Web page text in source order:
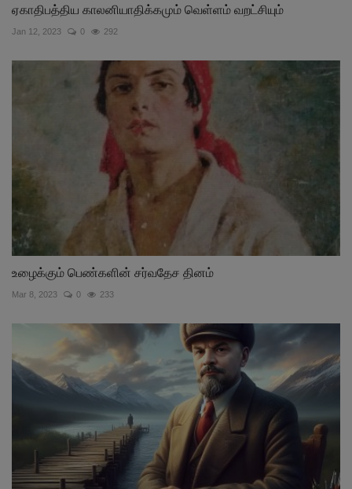
ஏகாதிபத்திய காலனியாதிக்கமும் வெள்ளம் வறட்சியும்
Jan 12, 2023 0 292
உழைக்கும் பெண்களின் சர்வதேச தினம்
Mar 8, 2023 0 233